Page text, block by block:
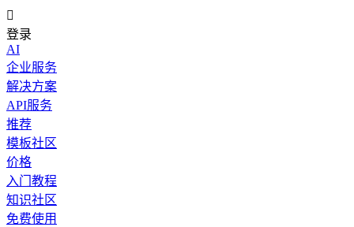

登录
AI
企业服务
解决方案
API服务
推荐
模板社区
价格
入门教程
知识社区
免费使用